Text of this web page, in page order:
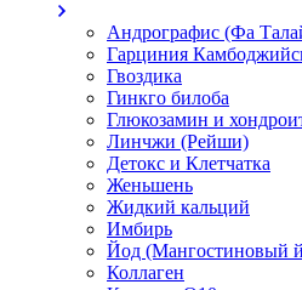
Андрографис (Фа
Гарциния
Гвоздика
Гинкго билоба
Глюкозамин и
Линчжи (Рейши)
Детокс и Клетчатка
Женьшень
Жидкий кальций
Имбирь
Йод (Мангостиновый
Коллаген